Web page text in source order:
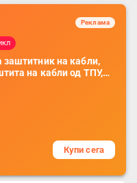
Реклама
на кабли,
на кабли од ТПУ,
на кабли, без
телефони, комплет
Купи сега